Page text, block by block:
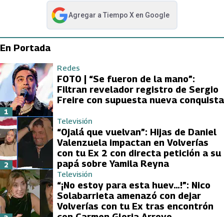
Agregar a Tiempo Xen Google
abre en nueva pestaña
En Portada
Redes
FOTO | “Se fueron de la mano”:
Filtran revelador registro de Sergio
Freire con supuesta nueva conquista
1
Televisión
“Ojalá que vuelvan”: Hijas de Daniel
Valenzuela impactan en Volverías
con tu Ex 2 con directa petición a su
papá sobre Yamila Reyna
2
Televisión
“¡No estoy para esta huev…!”: Nico
Solabarrieta amenazó con dejar
Volverías con tu Ex tras encontrón